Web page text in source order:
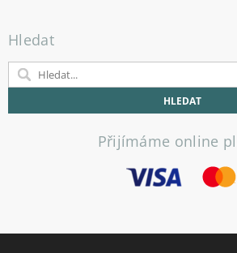
Hledat
Přijímáme online